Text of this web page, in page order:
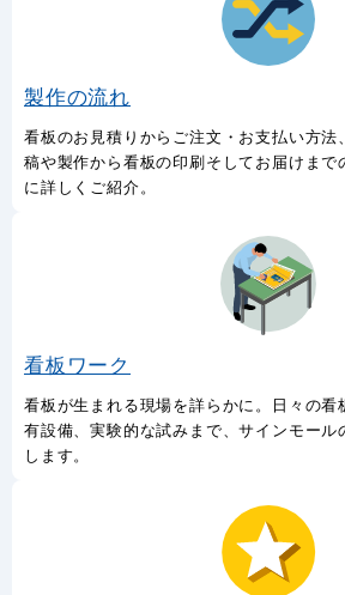
製作の流れ
看板のお見積りからご注文・お支払い方法
稿や製作から看板の印刷そしてお届けまで
に詳しくご紹介。
看板ワーク
看板が生まれる現場を詳らかに。日々の看
有設備、実験的な試みまで、サインモール
します。